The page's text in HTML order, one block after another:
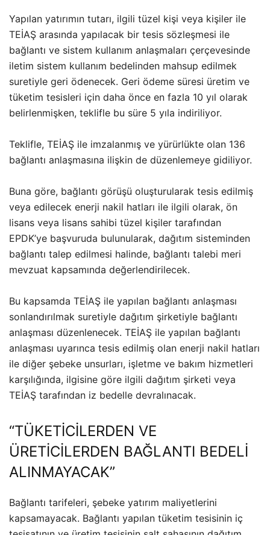
Yapılan yatırımın tutarı, ilgili tüzel kişi veya kişiler ile
TEİAŞ arasında yapılacak bir tesis sözleşmesi ile
bağlantı ve sistem kullanım anlaşmaları çerçevesinde
iletim sistem kullanım bedelinden mahsup edilmek
suretiyle geri ödenecek. Geri ödeme süresi üretim ve
tüketim tesisleri için daha önce en fazla 10 yıl olarak
belirlenmişken, teklifle bu süre 5 yıla indiriliyor.
Teklifle, TEİAŞ ile imzalanmış ve yürürlükte olan 136
bağlantı anlaşmasına ilişkin de düzenlemeye gidiliyor.
Buna göre, bağlantı görüşü oluşturularak tesis edilmiş
veya edilecek enerji nakil hatları ile ilgili olarak, ön
lisans veya lisans sahibi tüzel kişiler tarafından
EPDK’ye başvuruda bulunularak, dağıtım sisteminden
bağlantı talep edilmesi halinde, bağlantı talebi meri
mevzuat kapsamında değerlendirilecek.
Bu kapsamda TEİAŞ ile yapılan bağlantı anlaşması
sonlandırılmak suretiyle dağıtım şirketiyle bağlantı
anlaşması düzenlenecek. TEİAŞ ile yapılan bağlantı
anlaşması uyarınca tesis edilmiş olan enerji nakil hatları
ile diğer şebeke unsurları, işletme ve bakım hizmetleri
karşılığında, ilgisine göre ilgili dağıtım şirketi veya
TEİAŞ tarafından iz bedelle devralınacak.
“TÜKETİCİLERDEN VE
ÜRETİCİLERDEN BAĞLANTI BEDELİ
ALINMAYACAK”
Bağlantı tarifeleri, şebeke yatırım maliyetlerini
kapsamayacak. Bağlantı yapılan tüketim tesisinin iç